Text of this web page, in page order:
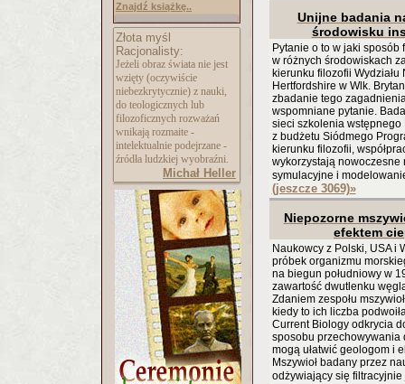
Znajdź książkę..
Złota myśl
Racjonalisty:
Jeżeli obraz świata nie jest
wzięty (oczywiście
niebezkrytycznie) z nauki,
do teologicznych lub
filozoficznych rozważań
wnikają rozmaite -
intelektualnie podejrzane -
źródła ludzkiej wyobraźni.
Michał Heller
Unijne badania
środowisku
Pytanie o to w jaki sposób
w różnych środowiskach
kierunku filozofii
Hertfordshire w Wlk.
zbadanie tego
wspomniane pytanie.
sieci szkolenia wstępnego
z budżetu Siódmego
kierunku filozofii,
wykorzystają
symulacyjne i
(jeszcze 3069)»
Niepozorne
efektem
Naukowcy z Polski, USA i
próbek organizmu
na biegun południowy w
zawartość dwutlenku
Zdaniem zespołu
kiedy to ich liczba
Current Biology odkrycia
sposobu przechowywania
mogą ułatwić geologom i
Mszywioł badany przez
odżywiający się filtracyjnie